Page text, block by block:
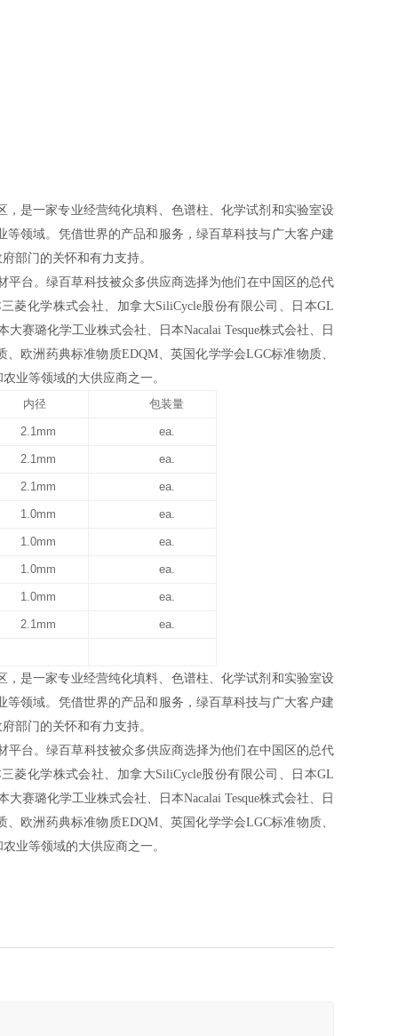
是一家专业经营纯化填料、色谱柱、化学试剂和实验室设
领域。凭借世界的产品和服务，绿百草科技与广大客户建
部门的关怀和有力支持。
台。绿百草科技被众多供应商选择为他们在中国区的总代
三菱化学株式会社、加拿大SiliCycle股份有限公司、日本GL
赛璐化学工业株式会社、日本Nacalai Tesque株式会社、日
欧洲药典标准物质EDQM、英国化学学会LGC标准物质、
业等领域的大供应商之一。
内径 包装量
2.1mm ea.
2.1mm ea.
2.1mm ea.
1.0mm ea.
1.0mm ea.
1.0mm ea.
1.0mm ea.
2.1mm ea.
是一家专业经营纯化填料、色谱柱、化学试剂和实验室设
领域。凭借世界的产品和服务，绿百草科技与广大客户建
部门的关怀和有力支持。
台。绿百草科技被众多供应商选择为他们在中国区的总代
三菱化学株式会社、加拿大SiliCycle股份有限公司、日本GL
赛璐化学工业株式会社、日本Nacalai Tesque株式会社、日
欧洲药典标准物质EDQM、英国化学学会LGC标准物质、
业等领域的大供应商之一。